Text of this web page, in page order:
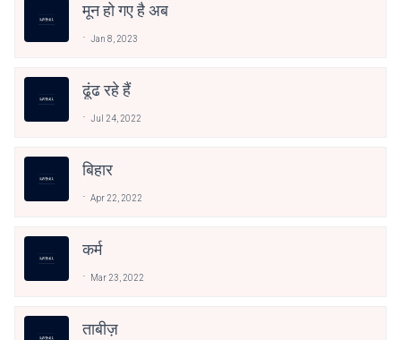
मून हो गए है अब
Jan 8, 2023
ढूंढ रहे हैं
Jul 24, 2022
बिहार
Apr 22, 2022
कर्म
Mar 23, 2022
ताबीज़